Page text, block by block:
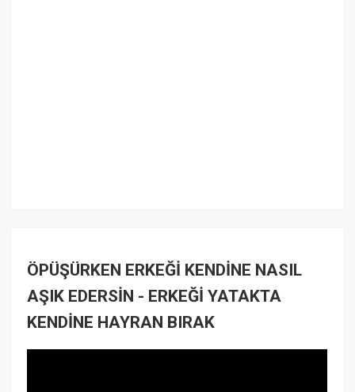
ÖPÜŞÜRKEN ERKEĞİ KENDİNE NASIL
AŞIK EDERSİN - ERKEĞİ YATAKTA
KENDİNE HAYRAN BIRAK